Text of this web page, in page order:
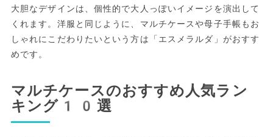
大胆なデザインは、個性的で大人っぽいイメージを演出して
くれます。洋服と同じように、マルチケースや母子手帳もお
しゃれにこだわりたいという方は「エスメラルダ」がおすす
めです。
マルチケースのおすすめ人気ラン
キング10選